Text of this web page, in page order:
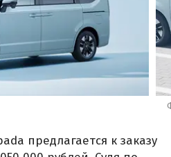
предлагается к заказу